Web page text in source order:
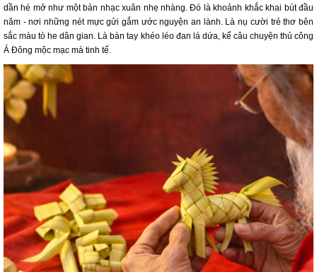
dần hé mở như một bản nhạc xuân nhẹ nhàng. Đó là khoảnh khắc khai bút đầu
năm - nơi những nét mực gửi gắm ước nguyện an lành. Là nụ cười trẻ thơ bên
sắc màu tò he dân gian. Là bàn tay khéo léo đan lá dứa, kể câu chuyện thủ công
Á Đông mộc mạc mà tinh tế.